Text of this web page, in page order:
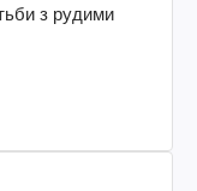
з рудими